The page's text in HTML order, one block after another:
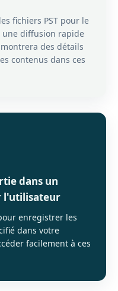
fichiers PST pour le
une diffusion rapide
des détails
contenus dans ces
dans un
l'utilisateur
enregistrer les
dans votre
facilement à ces